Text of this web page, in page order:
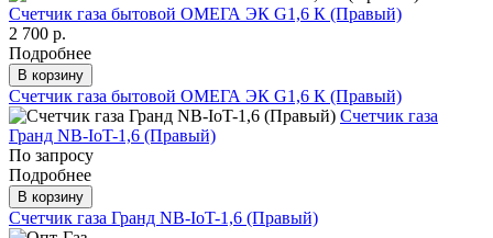
Счетчик газа бытовой ОМЕГА ЭК G1,6 К (Правый)
2 700 р.
Подробнее
В корзину
Счетчик газа бытовой ОМЕГА ЭК G1,6 К (Правый)
Счетчик газа
Гранд NB-IoT-1,6 (Правый)
По запросу
Подробнее
В корзину
Счетчик газа Гранд NB-IoT-1,6 (Правый)